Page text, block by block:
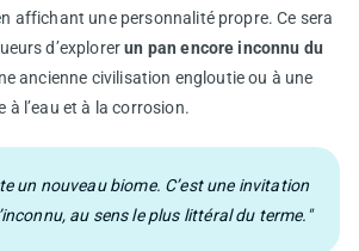
affichant une personnalité propre. Ce sera
d’explorerun pan encore inconnu du
ancienne civilisation engloutie ou à une
à l’eau et à la corrosion.
un nouveau biome. C’est une invitation
au sens le plus littéral du terme."